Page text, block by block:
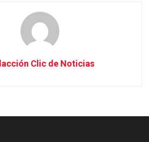
Clic de Noticias